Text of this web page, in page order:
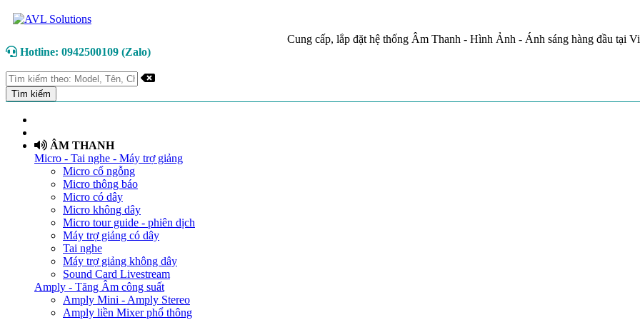
Cung cấp, lắp đặt hệ thống Âm Thanh - Hình Ảnh - Ánh sáng hàng đầu tại
Hotline: 0942500109 (Zalo)
ÂM THANH
Micro - Tai nghe - Máy trợ giảng
Micro cổ ngỗng
Micro thông báo
Micro có dây
Micro không dây
Micro tour guide - phiên dịch
Máy trợ giảng có dây
Tai nghe
Máy trợ giảng không dây
Sound Card Livestream
Amply - Tăng Âm công suất
Amply Mini - Amply Stereo
Amply liền Mixer phổ thông